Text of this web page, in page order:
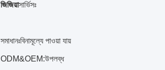
জিজিয়াসার্ভিসঃ
সমাধানঃবিনামূল্যে পাওয়া যায়
ODM&OEM:উপলব্ধ